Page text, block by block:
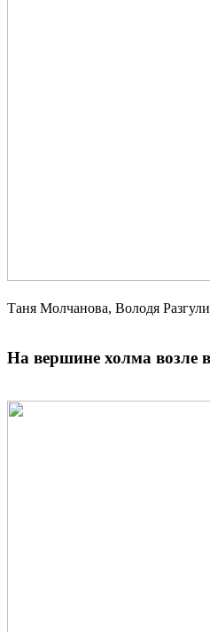
Таня Молчанова, Володя
На вершине холма возле